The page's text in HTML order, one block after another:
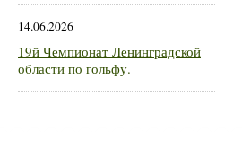
14.06.2026
19й Чемпионат Ленинградской
области по гольфу.